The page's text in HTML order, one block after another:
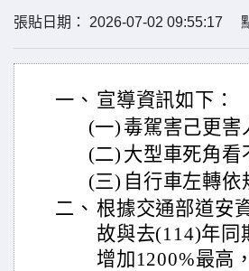
張貼日期： 2026-07-02 09:55:17
一、 宣導資訊如下：
(一)毒駕害己更害
(二) 大型車死角看
(三) 自行車左轉
二、 根據交通部道安
故與去(114)年同
增加1200%最高